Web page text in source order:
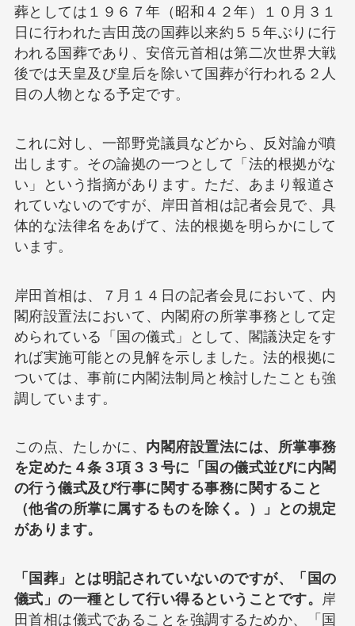
葬としては１９６７年（昭和４２年）１０月３１
日に行われた吉田茂の国葬以来約５５年ぶりに行
われる国葬であり、安倍元首相は第二次世界大戦
後では天皇及び皇后を除いて国葬が行われる２人
目の人物となる予定です。
これに対し、一部野党議員などから、反対論が噴
出します。その論拠の一つとして「法的根拠がな
い」という指摘があります。ただ、あまり報道さ
れていないのですが、岸田首相は記者会見で、具
体的な法律名をあげて、法的根拠を明らかにして
います。
岸田首相は、７月１４日の記者会見において、内
閣府設置法において、内閣府の所掌事務として定
められている「国の儀式」として、閣議決定をす
れば実施可能との見解を示しました。法的根拠に
ついては、事前に内閣法制局と検討したことも強
調しています。
この点、たしかに、 内閣府設置法には、所掌事務
を定めた４条３項３３号に「国の儀式並びに内閣
の行う儀式及び行事に関する事務に関すること
（他省の所掌に属するものを除く。）」との規定
があります。
「国葬」とは明記されていないのですが、「国の
儀式」の一種として行い得るということです。 岸
田首相は儀式であることを強調するためか、「国